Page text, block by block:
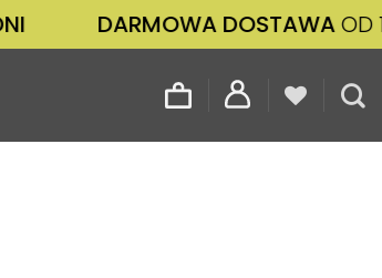
DARMOWA DOSTAWAOD 100 ZŁ